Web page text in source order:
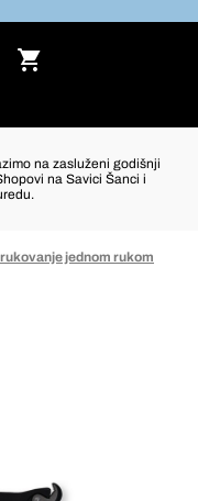
na zasluženi godišnji
na Savici Šanci i
jednom rukom